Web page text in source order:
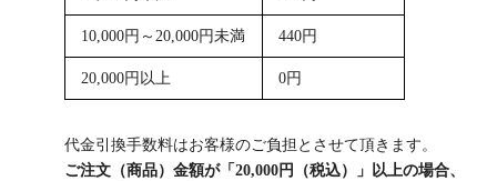
10,000円～20,000円未満 440円
20,000円以上 0円
代金引換手数料はお客様のご負担とさせて頂きます。
ご注文（商品）金額が「20,000円（税込）」以上の場合、